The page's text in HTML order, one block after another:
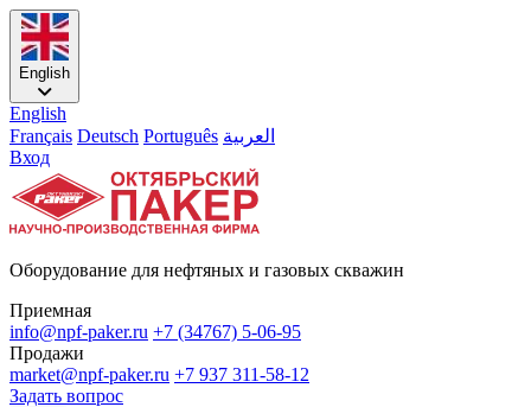
English
English
Français Deutsch Português العربية
Вход
Оборудование для нефтяных и газовых скважин
Приемная
info@npf-paker.ru +7 (34767) 5-06-95
Продажи
market@npf-paker.ru +7 937 311-58-12
Задать вопрос